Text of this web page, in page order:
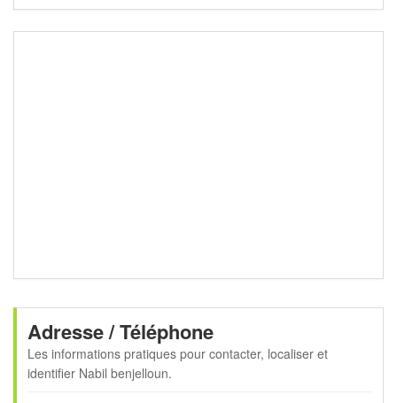
Adresse / Téléphone
Les informations pratiques pour contacter, localiser et
identifier Nabil benjelloun.